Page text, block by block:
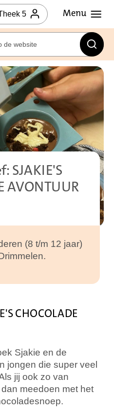
5
SJAKIE'S
AVONTUUR
(8 t/m 12 jaar)
CHOCOLADE
Sjakie en de
jongen die super veel
jij ook zo van
meedoen met het